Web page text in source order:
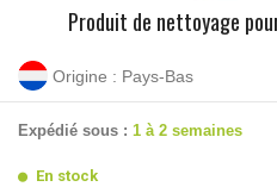
Produit de nettoyage
Origine : Pays-Bas
Expédié sous : 1 à 2 semaines
En stock